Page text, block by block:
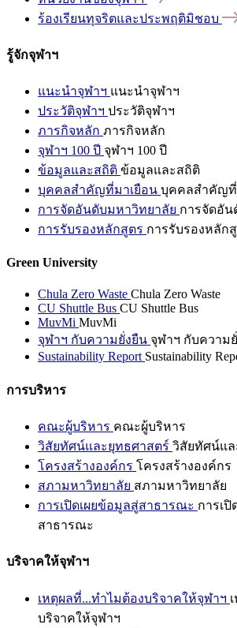
ร้องเรียนทุจริตและประพฤติมิชอบ
รู้จักจุฬาฯ
แนะนำจุฬาฯ แนะนำจุฬาฯ
ประวัติจุฬาฯ ประวัติจุฬาฯ
ภารกิจหลัก ภารกิจหลัก
จุฬาฯ 100 ปี จุฬาฯ 100 ปี
ข้อมูลและสถิติ ข้อมูลและสถิติ
บุคคลสำคัญที่มาเยือน บุคคลสำคัญที่
การจัดอันดับมหาวิทยาลัย การจัดอัน
การรับรองหลักสูตร การรับรองหลัก
Green University
Chula Zero Waste Chula Zero Waste
CU Shuttle Bus CU Shuttle Bus
MuvMi MuvMi
จุฬาฯ กับความยั่งยืน จุฬาฯ กับความ
Sustainability Report Sustainability
การบริหาร
คณะผู้บริหาร คณะผู้บริหาร
วิสัยทัศน์และยุทธศาสตร์ วิสัยทัศน์แ
โครงสร้างองค์กร โครงสร้างองค์กร
สภามหาวิทยาลัย สภามหาวิทยาลัย
การเปิดเผยข้อมูลสู่สาธารณะ การเปิ
สาธารณะ
บริจาคให้จุฬาฯ
เหตุผลที่...ทำไมต้องบริจาคให้จุฬาฯ
บริจาคให้จุฬาฯ